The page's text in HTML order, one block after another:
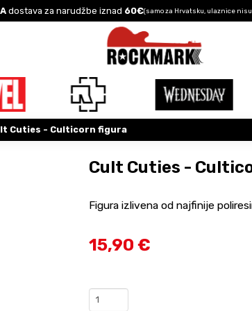
dostava za narudžbe iznad 60€(samo za Hrvatsku, ulaznice
Cuties - Culticorn figura
Cult Cuties -
Figura izlivena od najfinije
15,90 €